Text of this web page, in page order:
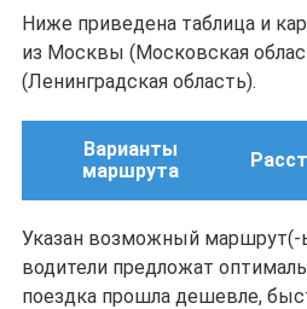
Ниже приведена таблица и
из Москвы (Московская
(Ленинградская область).
Варианты
маршрута
Указан возможный маршрут(-
водители предложат
поездка прошла дешевле,